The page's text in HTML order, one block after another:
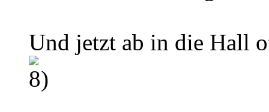
Und jetzt ab in die Hall